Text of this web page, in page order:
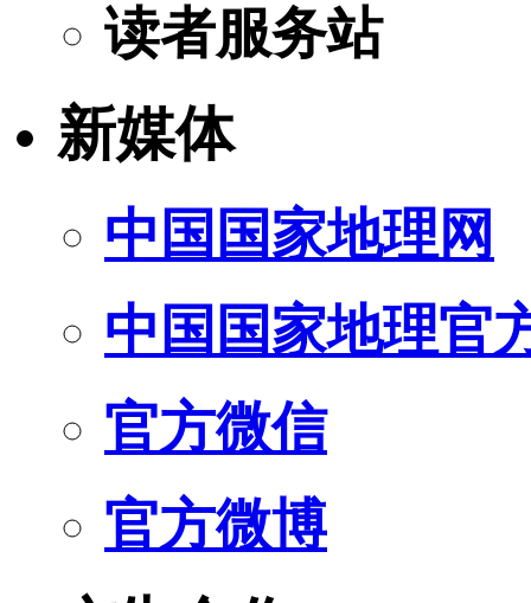
读者服务站
新媒体
中国国家地理网
中国国家地理官
官方微信
官方微博